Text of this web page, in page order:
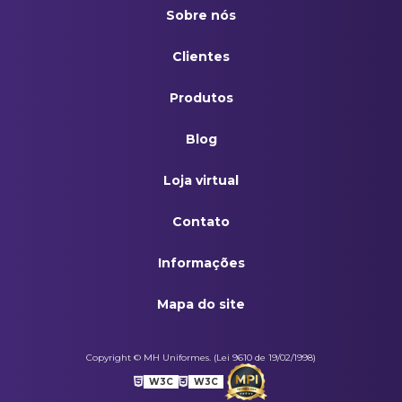
Sobre nós
Clientes
Produtos
Blog
Loja virtual
Contato
Informações
Mapa do site
Copyright © MH Uniformes. (Lei 9610 de 19/02/1998)
W3C W3C